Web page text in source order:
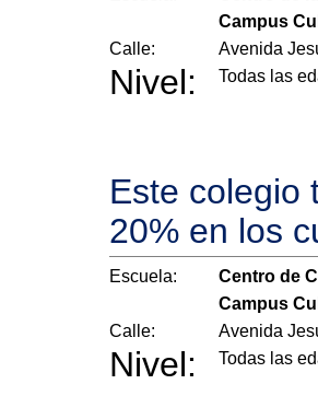
Campus
Calle:
Avenida
Nivel: Todas las
Este colegio
20% en los
Escuela:
Centro de
Campus
Calle:
Avenida
Nivel: Todas las